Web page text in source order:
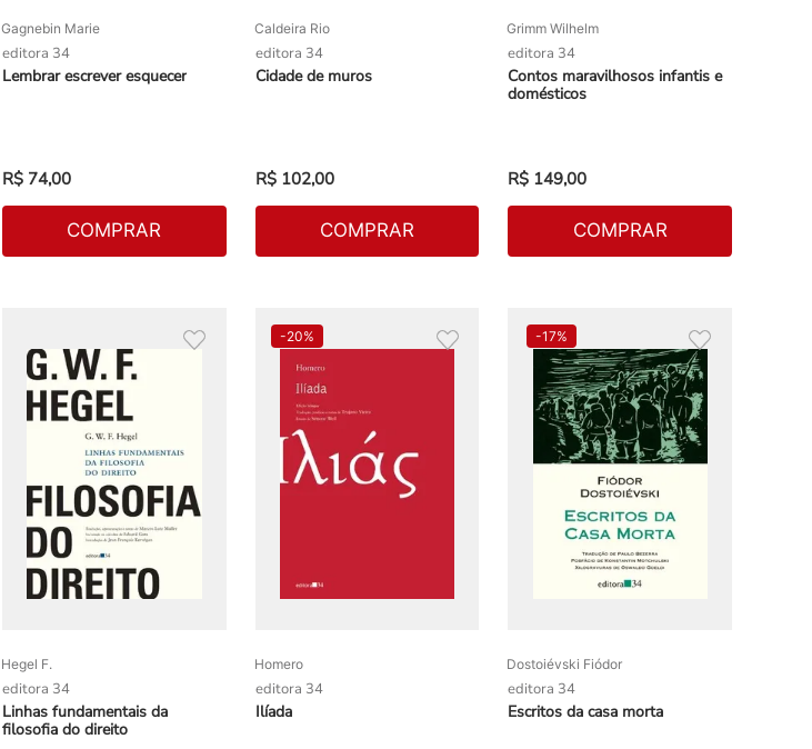
Gagnebin Marie
editora 34
Lembrar escrever esquecer
R$ 74,00
COMPRAR
Caldeira Rio
editora 34
Cidade de muros
R$ 102,00
COMPRAR
Grimm Wilhelm
editora 34
Contos maravilhosos infantis e
domésticos
R$ 149,00
COMPRAR
Hegel F.
editora 34
Linhas fundamentais da
filosofia do direito
-20%
Homero
editora 34
Ilíada
-17%
Dostoiévski Fiódor
editora 34
Escritos da casa morta